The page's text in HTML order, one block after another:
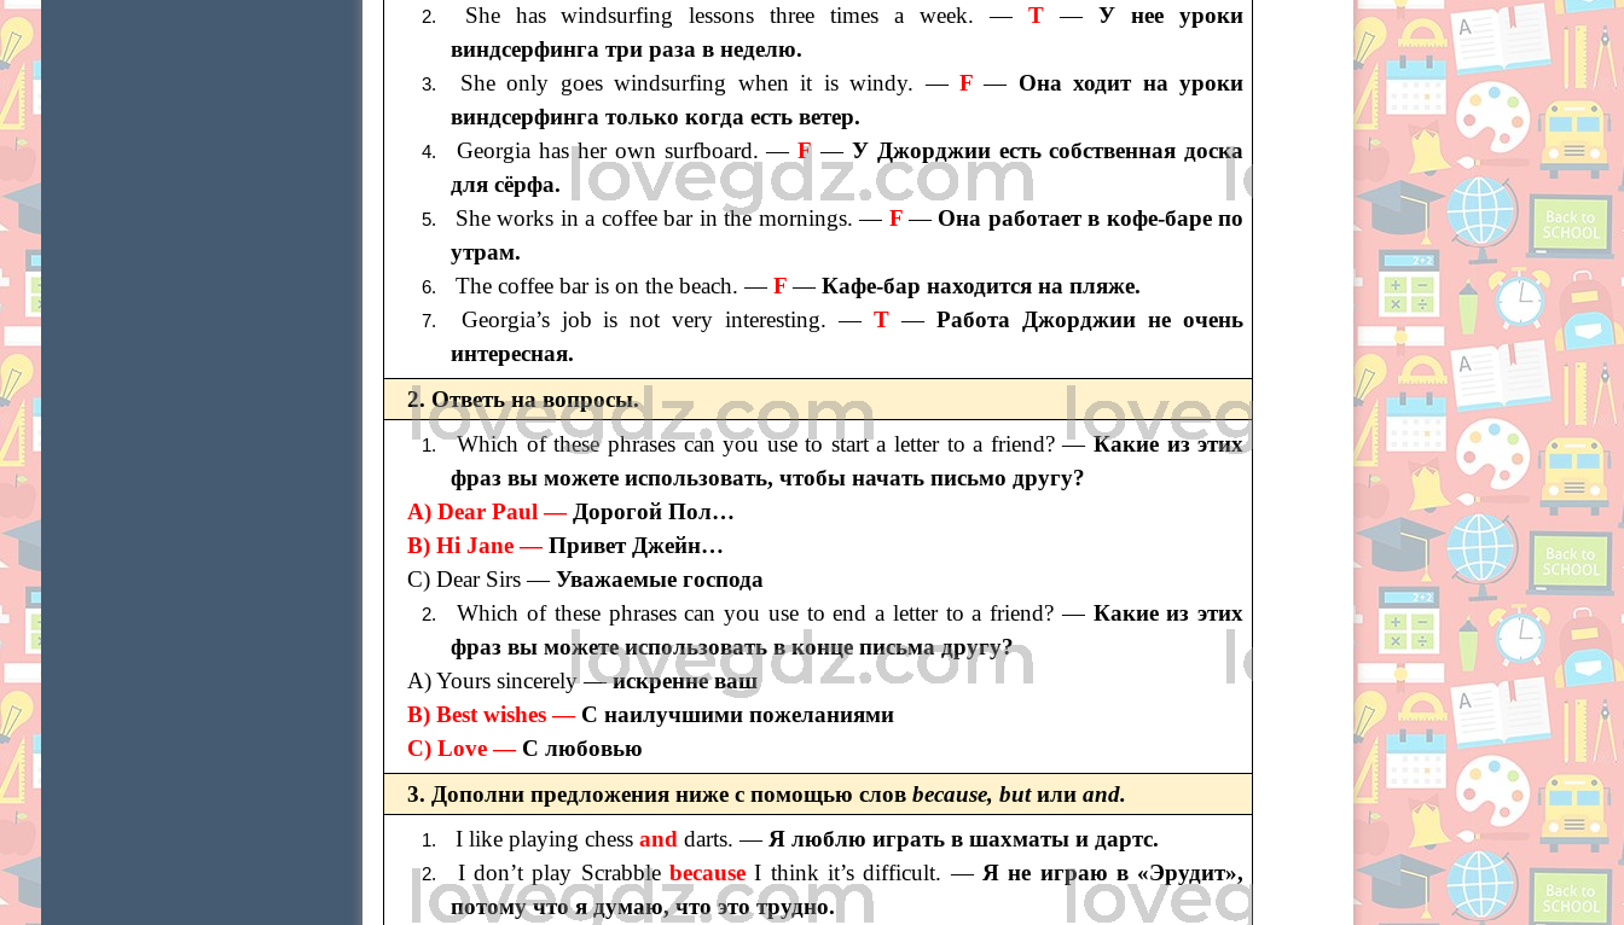
She has windsurfing lessons three times a week. — T—У нее уроки
виндсерфинга три раза в неделю.
She only goes windsurfing when it is windy. —F— Она ходит на уроки
виндсерфинга только когда есть ветер.
Georgia has her own surfboard. —F — У Джорджии есть собственная доска
для сёрфа.
She works in a coffee bar in the mornings. — F— Она работает в кофе-баре по
утрам.
The coffee bar is on the beach. —F—Кафе-бар находится на пляже.
Georgia’s job is not very interesting. —T —Работа Джорджии не очень
интересная.
2. Ответь на вопросы.
Which of these phrases can you use to start a letter to a friend? —Какие из этих
фраз вы можете использовать, чтобы начать письмо другу?
A) Dear Paul — Дорогой Пол…
В) Hi Jane —Привет Джейн…
С) Dear Sirs —Уважаемые господа
Which of these phrases can you use to end a letter to a friend? —Какие из этих
фраз вы можете использовать в конце письма другу?
A) Yours sincerely —искренне ваш
В) Best wishes — С наилучшими пожеланиями
С) Love — С любовью
3. Дополни предложения ниже с помощью слов because, butили and.
I like playing chess and darts. — Я люблю играть в шахматы и дартс.
I don’t play Scrabblebecause I think it’s difficult. — Я не играю в «Эрудит»,
потому что я думаю, что это трудно.